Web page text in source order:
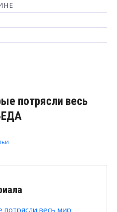
потрясли весь
весь мир